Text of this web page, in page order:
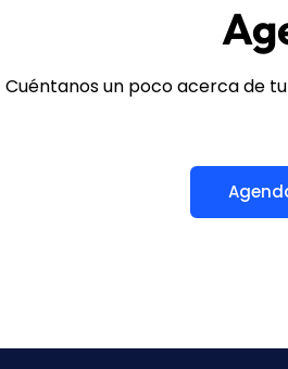
Cuéntanos un poco acerca de